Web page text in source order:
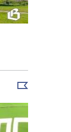
Выбрать